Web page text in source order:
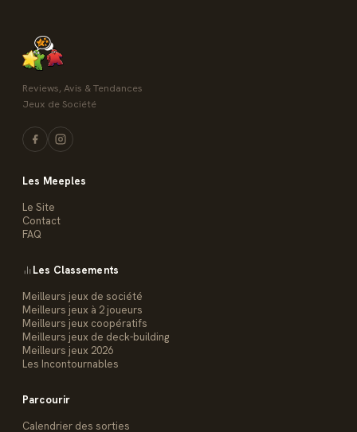
Reviews, Avis & Tendances
Jeux de Société
Les Meeples
Le Site
Contact
FAQ
Les Classements
Meilleurs jeux de société
Meilleurs jeux à 2 joueurs
Meilleurs jeux coopératifs
Meilleurs jeux de deck-building
Meilleurs jeux 2026
Les Incontournables
Parcourir
Calendrier des sorties